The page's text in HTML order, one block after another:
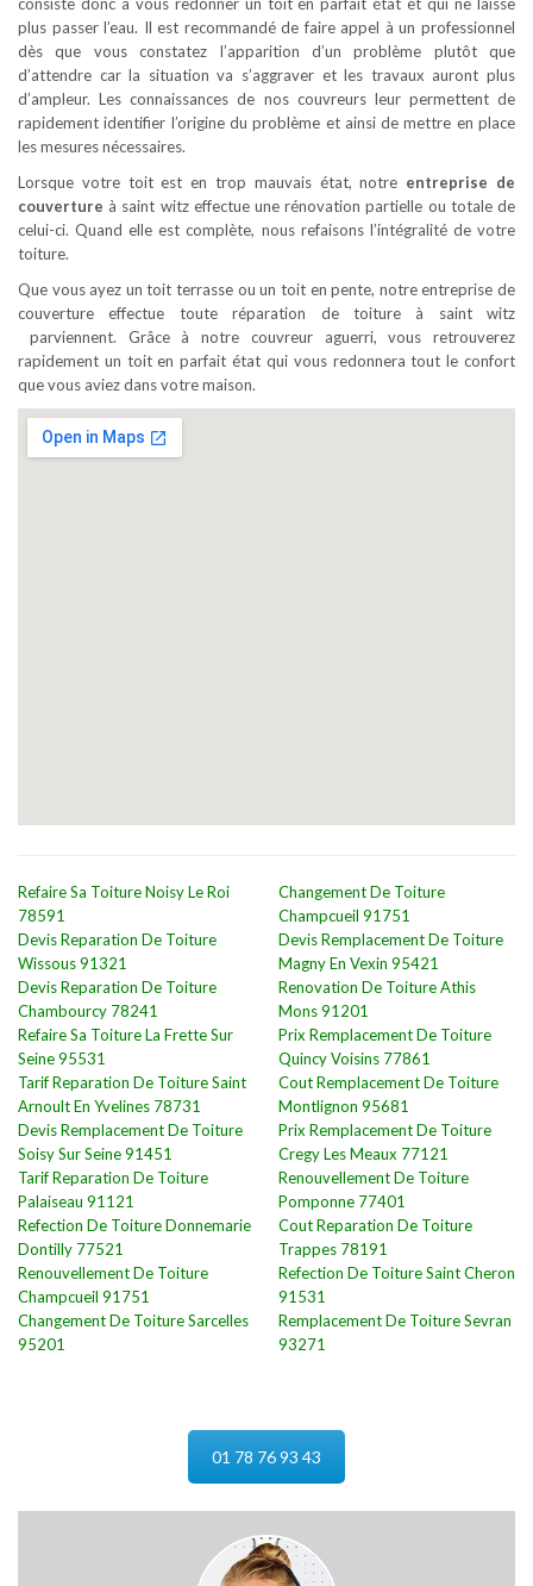
plus passer l’eau. Il est recommandé de faire appel à un professionnel
dès que vous constatez l’apparition d’un problème plutôt que
d’attendre car la situation va s’aggraver et les travaux auront plus
d’ampleur. Les connaissances de nos couvreurs leur permettent de
rapidement identifier l’origine du problème et ainsi de mettre en place
les mesures nécessaires.
Lorsque votre toit est en trop mauvais état, notre entreprise de
couverture à saint witz effectue une rénovation partielle ou totale de
celui-ci. Quand elle est complète, nous refaisons l’intégralité de votre
toiture.
Que vous ayez un toit terrasse ou un toit en pente, notre entreprise de
couverture effectue toute réparation de toiture à saint witz
parviennent. Grâce à notre couvreur aguerri, vous retrouverez
rapidement un toit en parfait état qui vous redonnera tout le confort
que vous aviez dans votre maison.
Refaire Sa Toiture Noisy Le Roi
78591
Devis Reparation De Toiture
Wissous 91321
Devis Reparation De Toiture
Chambourcy 78241
Refaire Sa Toiture La Frette Sur
Seine 95531
Tarif Reparation De Toiture Saint
Arnoult En Yvelines 78731
Devis Remplacement De Toiture
Soisy Sur Seine 91451
Tarif Reparation De Toiture
Palaiseau 91121
Refection De Toiture Donnemarie
Dontilly 77521
Renouvellement De Toiture
Champcueil 91751
Changement De Toiture Sarcelles
95201
Changement De Toiture
Champcueil 91751
Devis Remplacement De Toiture
Magny En Vexin 95421
Renovation De Toiture Athis
Mons 91201
Prix Remplacement De Toiture
Quincy Voisins 77861
Cout Remplacement De Toiture
Montlignon 95681
Prix Remplacement De Toiture
Cregy Les Meaux 77121
Renouvellement De Toiture
Pomponne 77401
Cout Reparation De Toiture
Trappes 78191
Refection De Toiture Saint Cheron
91531
Remplacement De Toiture Sevran
93271
01 78 76 93 43